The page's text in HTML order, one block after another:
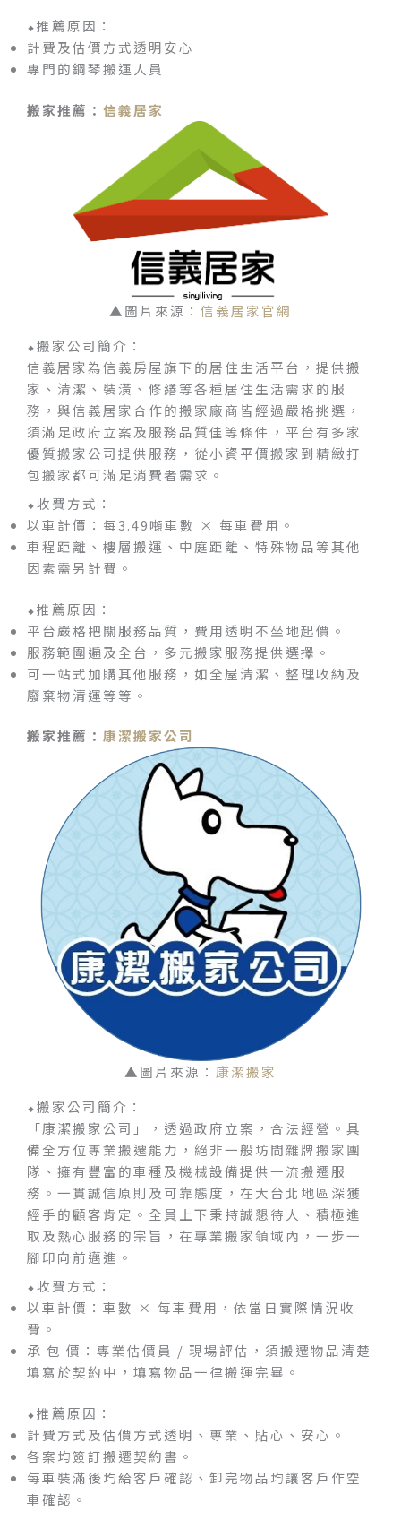
⬥推薦原因：
計費及估價方式透明安心
專門的鋼琴搬運人員
搬家推薦： 信義居家
▲圖片來源： 信義居家官網
⬥搬家公司簡介：
信義居家為信義房屋旗下的居住生活平台，提供搬
家、清潔、裝潢、修繕等各種居住生活需求的服
務，與信義居家合作的搬家廠商皆經過嚴格挑選，
須滿足政府立案及服務品質佳等條件，平台有多家
優質搬家公司提供服務，從小資平價搬家到精緻打
包搬家都可滿足消費者需求。
⬥收費方式：
以車計價：每3.49噸車數 × 每車費用。
車程距離、樓層搬運、中庭距離、特殊物品等其他
因素需另計費。
⬥推薦原因：
平台嚴格把關服務品質，費用透明不坐地起價。
服務範圍遍及全台，多元搬家服務提供選擇。
可一站式加購其他服務，如全屋清潔、整理收納及
廢棄物清運等等。
搬家推薦： 康潔搬家公司
▲圖片來源： 康潔搬家
⬥搬家公司簡介：
「康潔搬家公司」，透過政府立案，合法經營。具
備全方位專業搬遷能力，絕非一般坊間雜牌搬家團
隊、擁有豐富的車種及機械設備提供一流搬遷服
務。一貫誠信原則及可靠態度，在大台北地區深獲
經手的顧客肯定。全員上下秉持誠懇待人、積極進
取及熱心服務的宗旨，在專業搬家領域內，一步一
腳印向前邁進。
⬥收費方式：
以車計價：車數 × 每車費用，依當日實際情況收
費。
承 包 價：專業估價員 / 現場評估，須搬遷物品清楚
填寫於契約中，填寫物品一律搬運完畢。
⬥推薦原因：
計費方式及估價方式透明、專業、貼心、安心。
各案均簽訂搬遷契約書。
每車裝滿後均給客戶確認、卸完物品均讓客戶作空
車確認。